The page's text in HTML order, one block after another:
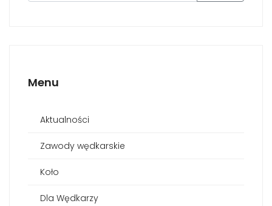
Menu
Aktualności
Zawody wędkarskie
Koło
Dla Wędkarzy